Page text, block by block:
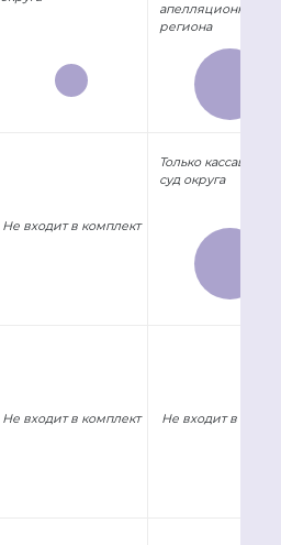
Не входит в комплект
Не входит в комплект
апелляционный
региона
Только
суд округа
Не входит в